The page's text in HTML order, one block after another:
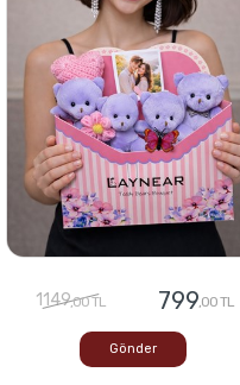
1149,00 TL 799,00 TL
Gönder